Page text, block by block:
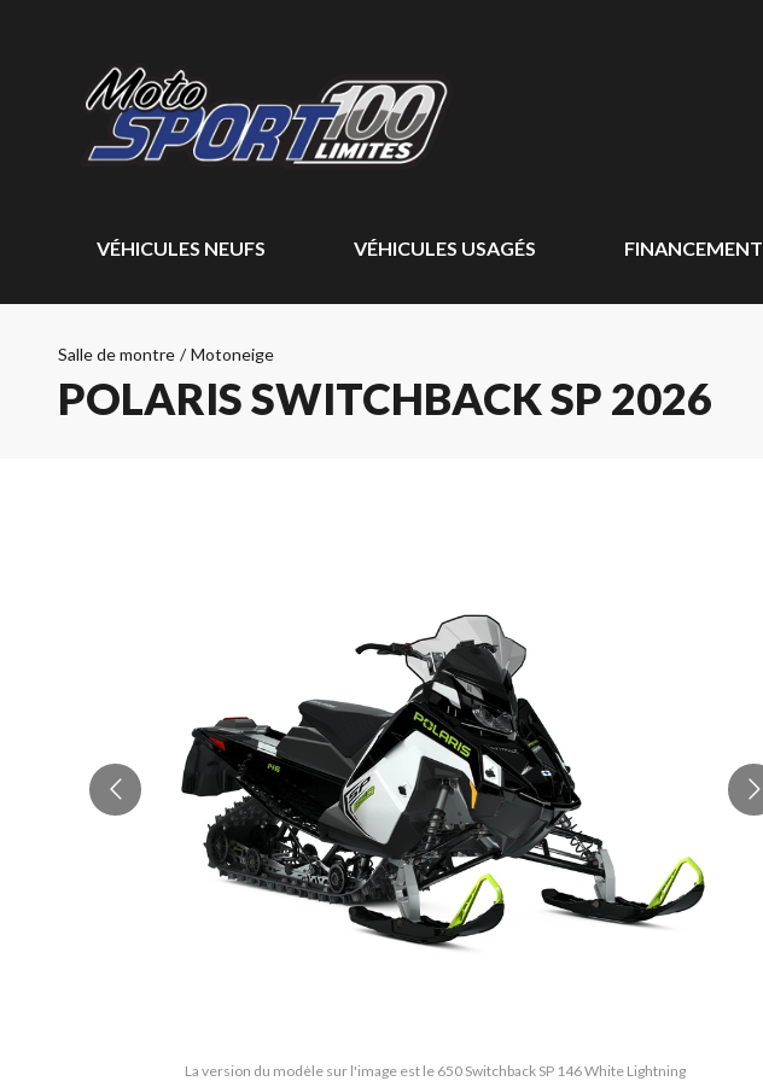
VÉHICULES NEUFS VÉHICULES USAGÉS FINANCEMENT
Salle de montre / Motoneige
POLARIS SWITCHBACK SP 2026
La version du modèle sur l'image est le 650 Switchback SP 146 White Lightning